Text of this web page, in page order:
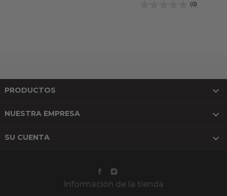
(0)
PRODUCTOS 
NUESTRA EMPRESA 
SU CUENTA 
Información de la tienda